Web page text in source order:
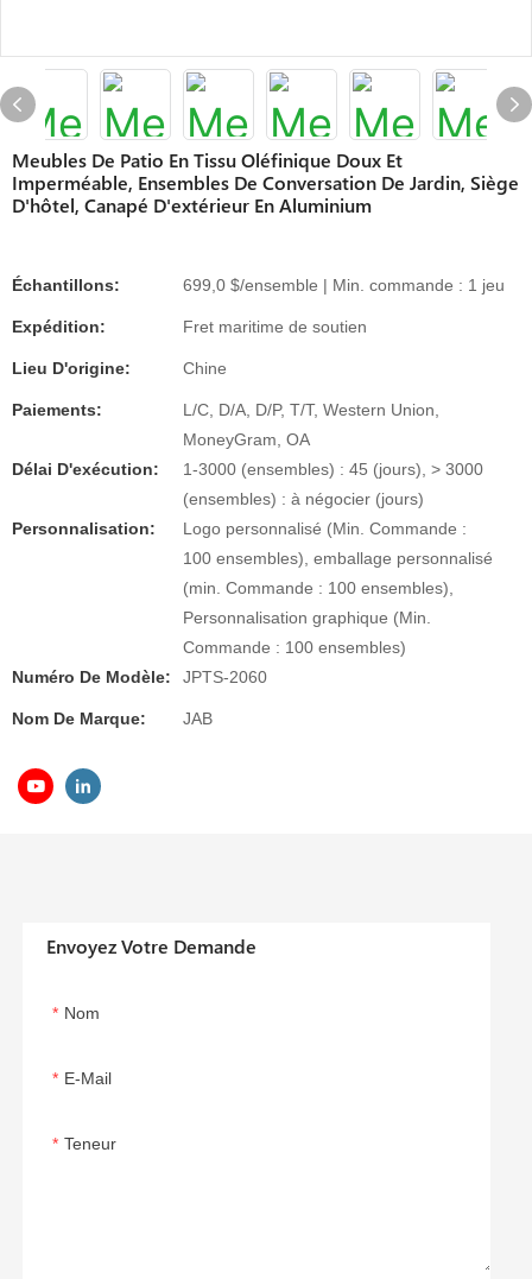
Meubles De Patio En Tissu Oléfinique Doux Et
Imperméable, Ensembles De Conversation De Jardin, Siège
D'hôtel, Canapé D'extérieur En Aluminium
Échantillons: 699,0 $/ensemble | Min. commande : 1 jeu
Expédition: Fret maritime de soutien
Lieu D'origine: Chine
Paiements:
L/C, D/A, D/P, T/T, Western Union,
MoneyGram, OA
Délai D'exécution:
1-3000 (ensembles) : 45 (jours), > 3000
(ensembles) : à négocier (jours)
Personnalisation:
Logo personnalisé (Min. Commande :
100 ensembles), emballage personnalisé
(min. Commande : 100 ensembles),
Personnalisation graphique (Min.
Commande : 100 ensembles)
Numéro De Modèle:
JPTS-2060
Nom De Marque: JAB
Envoyez Votre Demande
Nom
E-Mail
Teneur